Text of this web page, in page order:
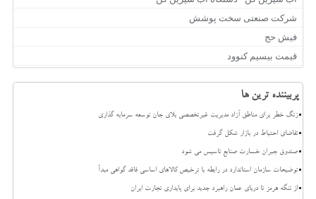
شرکت صنعتی سخت پوشش
فیش حج
قیمت بیسیم کنوود
پربیننده ترین ها
زنگ خطر برای مناطق آزاد مدیریت غیرتخصصی بلای جان توسعه سرمایه گذاری
تقاضای احتیاط در بازار شکل گرفت
صندوق جبران خسارت صنایع تاسیس می شود
توضیحات سازمان استاندارد در رابطه با ترخیص کالاهای اساسی فاقد گواهی مبدأ
از تنگه هرمز تا دریای عمان راهبرد جدید برای پایداری تجارت ایران